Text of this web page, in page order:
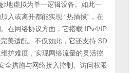
地虚拟为单一逻辑设备。如此一
入或离开都能实现 “热插拔”，在
在网络协议方面，它搭载 IPv4/IP
美适配。不仅如此，它还支持 SD
护难度，实现网络流量的灵活控
全措施与网络接入控制、访问权限